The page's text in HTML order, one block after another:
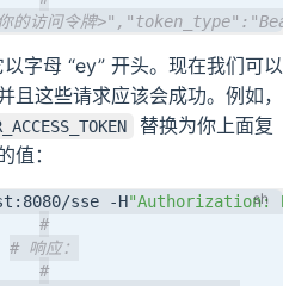
的访问令牌
字母 “ey” 开头。现在我们可以
这些请求应该会成功。例如，
替换为你上面复
值：
sse -H"Authorization:
#
# 响应：
#